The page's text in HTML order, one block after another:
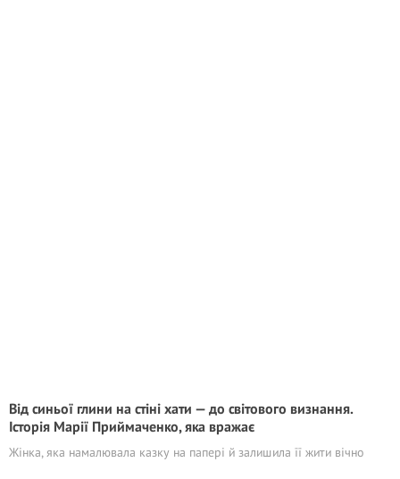
Від синьої глини на стіні хати — до світового визнання.
Історія Марії Приймаченко, яка вражає
Жінка, яка намалювала казку на папері й залишила її жити вічно